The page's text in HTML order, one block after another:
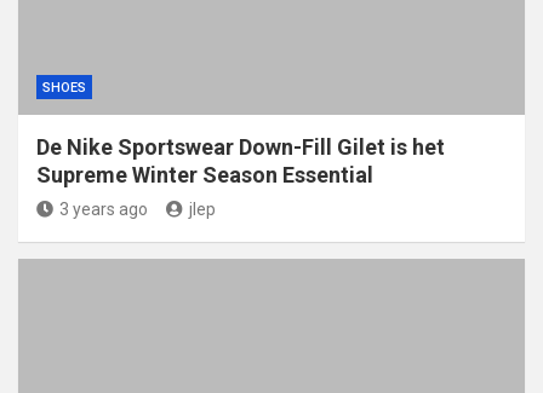
SHOES
De Nike Sportswear Down-Fill Gilet is het
Supreme Winter Season Essential
3 years ago jlep